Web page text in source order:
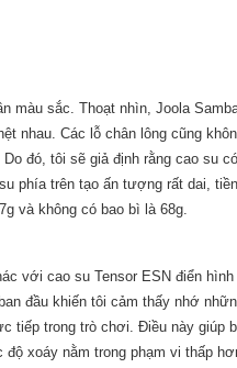
màu sắc. Thoạt nhìn, Joola
nhau. Các lỗ chân lông cũng
đó, tôi sẽ giả định rằng cao su
phía trên tạo ấn tượng rất dai,
và không có bao bì là 68g.
với cao su Tensor ESN điển
đầu khiến tôi cảm thấy nhớ
tiếp trong trò chơi. Điều này giúp
xoáy nằm trong phạm vi thấp